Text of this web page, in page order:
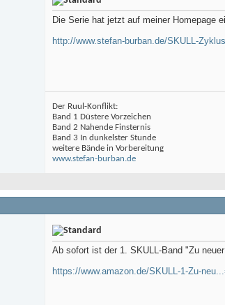
Die Serie hat jetzt auf meiner Homepage
http://www.stefan-burban.de/SKULL-Zyklus
Der Ruul-Konflikt:
Band 1 Düstere Vorzeichen
Band 2 Nahende Finsternis
Band 3 In dunkelster Stunde
weitere Bände in Vorbereitung
www.stefan-burban.de
Ab sofort ist der 1. SKULL-Band "Zu
https://www.amazon.de/SKULL-1-Zu-